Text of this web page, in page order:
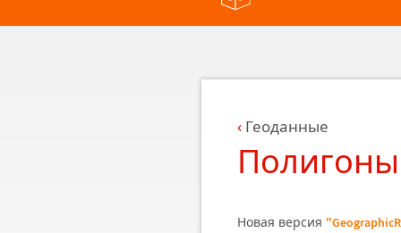
Геоданные
Новая версия